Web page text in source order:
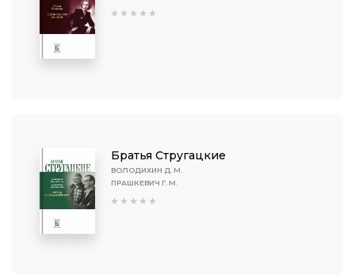
Братья Стругацкие
ВОЛОДИХИН Д. М.
ПРАШКЕВИЧ Г. М.